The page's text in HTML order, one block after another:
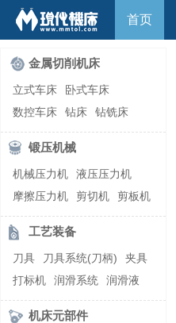
首页
金属切削机床
立式车床
卧式车床
数控车床
钻床
钻铣床
立式镗(铣)床
卧式镗(铣)床
龙门铣镗床
立式铣床
卧式铣床
雕刻机
平面磨床
外圆磨床
内圆磨床
龙门磨床
滚齿机\铣齿机
刨床
带锯床
车削加工中心
立式加工中心
卧式加工中心
龙门加工中心
锻压机械
机械压力机
液压压力机
摩擦压力机
剪切机
剪板机
自动锻压机
折弯机
弯管机
快速成型机
工艺装备
刀具 刀具系统(刀柄)
夹具
打标机
润滑系统
润滑液
切削液
刃磨机
机床元部件